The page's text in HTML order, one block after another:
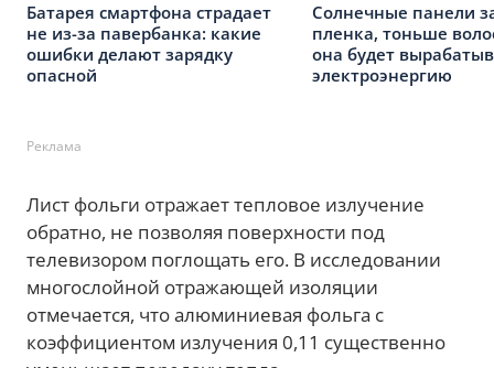
Батарея смартфона страдает
не из-за павербанка: какие
ошибки делают зарядку
опасной
Солнечные панели
пленка, тоньше
она будет
электроэнергию
Реклама
Лист фольги отражает тепловое излучение
обратно, не позволяя поверхности под
телевизором поглощать его. В исследовании
многослойной отражающей изоляции
отмечается, что алюминиевая фольга с
коэффициентом излучения 0,11 существенно